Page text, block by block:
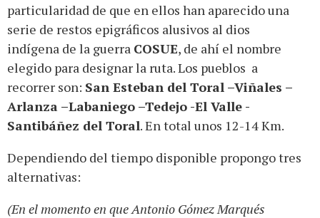
particularidad de que en ellos han aparecido una
serie de restos epigráficos alusivos al dios
indígena de la guerra COSUE, de ahí el nombre
elegido para designar la ruta. Los pueblos a
recorrer son: San Esteban del Toral –Viñales –
Arlanza –Labaniego –Tedejo -El Valle -
Santibáñez del Toral. En total unos 12-14 Km.
Dependiendo del tiempo disponible propongo tres
alternativas:
(En el momento en que Antonio Gómez Marqués